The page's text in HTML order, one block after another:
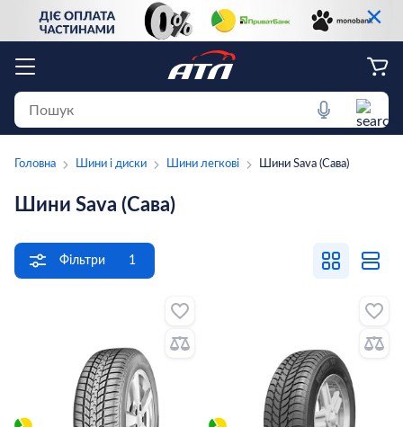
×
Головна Шини і диски Шини легкові Шини Sava (Сава)
Шини Sava (Сава)
Фільтри 1